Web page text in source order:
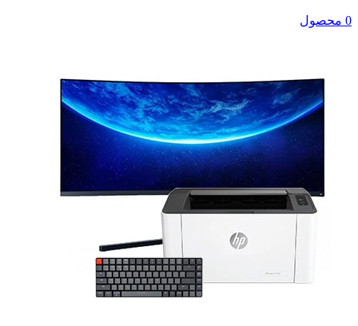
0 محصول